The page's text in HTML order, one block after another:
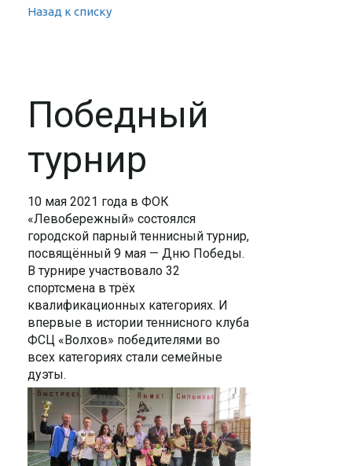
Назад к списку
Победный
турнир
10 мая 2021 года в ФОК
«Левобережный» состоялся
городской парный теннисный турнир,
посвящённый 9 мая — Дню Победы.
В турнире участвовало 32
спортсмена в трёх
квалификационных категориях. И
впервые в истории теннисного клуба
ФСЦ «Волхов» победителями во
всех категориях стали семейные
дуэты.